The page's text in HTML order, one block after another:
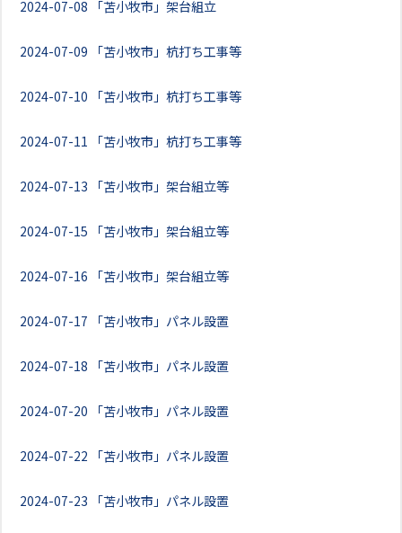
2024-07-08 「苫小牧市」架台組立
2024-07-09 「苫小牧市」杭打ち工事等
2024-07-10 「苫小牧市」杭打ち工事等
2024-07-11 「苫小牧市」杭打ち工事等
2024-07-13 「苫小牧市」架台組立等
2024-07-15 「苫小牧市」架台組立等
2024-07-16 「苫小牧市」架台組立等
2024-07-17 「苫小牧市」パネル設置
2024-07-18 「苫小牧市」パネル設置
2024-07-20 「苫小牧市」パネル設置
2024-07-22 「苫小牧市」パネル設置
2024-07-23 「苫小牧市」パネル設置